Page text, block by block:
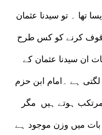
تھا ۔ تو سیدنا عثمان
کرنے کو کس طرح
ان سیدنا عثمان کے
لگتی ہے ۔امام ابن حزم
ہوتے ہیں مگر
بات میں وزن موجود ہے